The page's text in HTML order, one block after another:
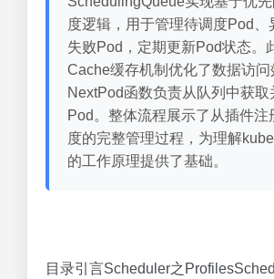
度逻辑，用于管理待调度Pod、
失败Pod，定期更新Pod状态。
Cache缓存机制优化了数据访问
NextPod函数负责从队列中获取
Pod。整体流程展示了从插件注
度的完整管理过程，为理解
的工作原理提供了基础。
目录引言Scheduler之